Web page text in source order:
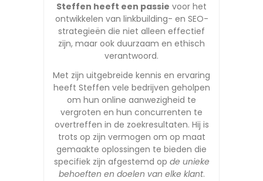
Steffen heeft een passie voor het
ontwikkelen van linkbuilding- en SEO-
strategieën die niet alleen effectief
zijn, maar ook duurzaam en ethisch
verantwoord.
Met zijn uitgebreide kennis en ervaring
heeft Steffen vele bedrijven geholpen
om hun online aanwezigheid te
vergroten en hun concurrenten te
overtreffen in de zoekresultaten. Hij is
trots op zijn vermogen om op maat
gemaakte oplossingen te bieden die
specifiek zijn afgestemd op de unieke
behoeften en doelen van elke klant.